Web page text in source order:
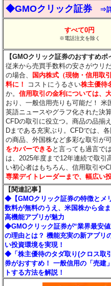
◆GMOクリック証券 ⇒
すべて0円
※電話注文を除く
【GMOクリック証券のおすすめポ
従来から売買手数料の安さがウリ
の場合、
国内株式（現物・信用取
料に！
コストにうるさい株主優待
か。信用取引の金利については、
おり、一般信用売りも可能だ！
英語ニュースやグラフ化された決
CFDの取引に役立つ。商品の品揃
Dまである充実ぶり。CFDでは、
の商品、外国株など多彩な取引が可
をカバーできる と言っても過言で
は、2025年度まで12年連続で取引
い初心者はもちろん、信用取引や
専業デイトレーダーまで、幅広い
【関連記事】
◆【GMOクリック証券の特徴とメ
数料が無料のうえ、米国株から金
高機能アプリが魅力
◆GMOクリック証券が“業界最安
の理由とは？ 機能充実の新アプリ
い投資環境を実現！
◆「株主優待のタダ取り(クロス取
券がおすすめ！ 一般信用の「売建
トする方法を解説！